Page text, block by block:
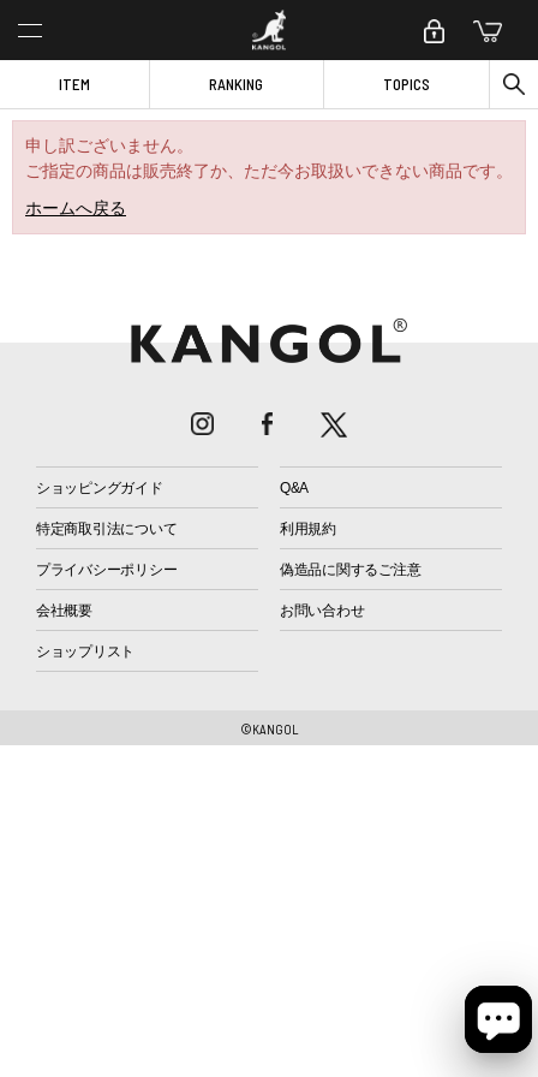
ITEM RANKING TOPICS
申し訳ございません。
ご指定の商品は販売終了か、ただ今お取扱いできない商品です。
ホームへ戻る
ショッピングガイド Q&A
特定商取引法について 利用規約
プライバシーポリシー 偽造品に関するご注意
会社概要 お問い合わせ
ショップリスト
©KANGOL